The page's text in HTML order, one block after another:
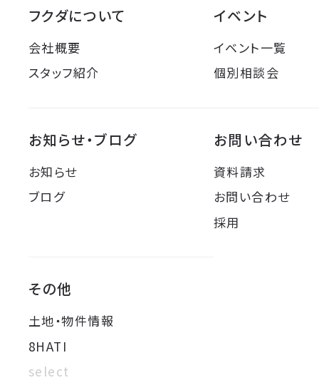
フクダについて
会社概要
スタッフ紹介
イベント
イベント一覧
個別相談会
お知らせ・ブログ
お知らせ
ブログ
お問い合わせ
資料請求
お問い合わせ
採用
その他
土地・物件情報
8HATI
select